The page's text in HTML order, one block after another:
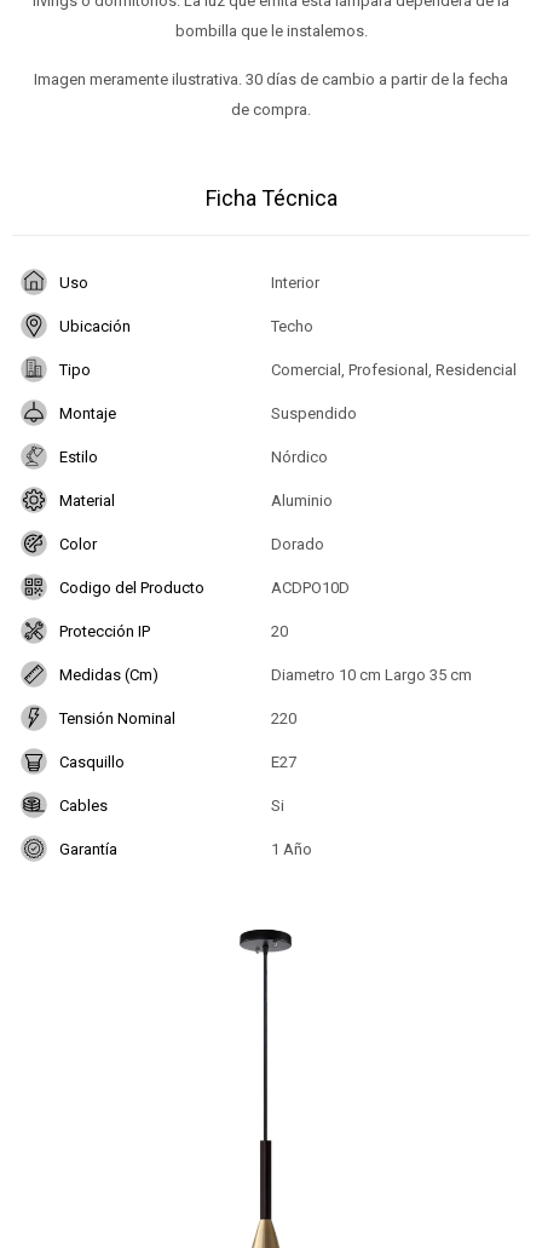
bombilla que le instalemos.
Imagen meramente ilustrativa. 30 días de cambio a partir de la fecha
de compra.
Ficha Técnica
Uso Interior
Ubicación Techo
Tipo Comercial, Profesional, Residencial
Montaje Suspendido
Estilo Nórdico
Material Aluminio
Color Dorado
Codigo del Producto ACDPO10D
Protección IP 20
Medidas (Cm) Diametro 10 cm Largo 35 cm
Tensión Nominal 220
Casquillo E27
Cables Si
Garantía 1 Año